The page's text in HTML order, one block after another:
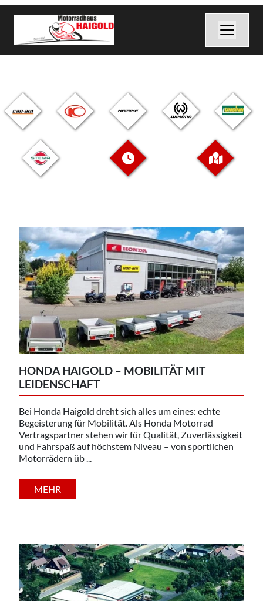
HONDA HAIGOLD – MOBILITÄT MIT
LEIDENSCHAFT
Bei Honda Haigold dreht sich alles um eines: echte
Begeisterung für Mobilität. Als Honda Motorrad
Vertragspartner stehen wir für Qualität, Zuverlässigkeit
und Fahrspaß auf höchstem Niveau – von sportlichen
Motorrädern üb ...
MEHR